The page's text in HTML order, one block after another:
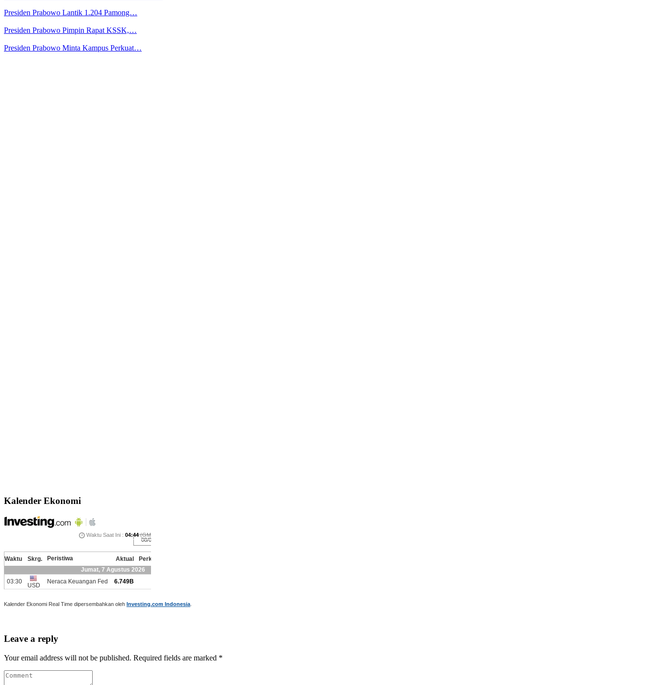
Presiden Prabowo Lantik 1.204 Pamong…
Presiden Prabowo Pimpin Rapat KSSK,…
Presiden Prabowo Minta Kampus Perkuat…
Kalender Ekonomi
Kalender Ekonomi Real Time dipersembahkan oleh Investing.com Indonesia
Leave a reply
Your email address will not be published. Required fields are marked *